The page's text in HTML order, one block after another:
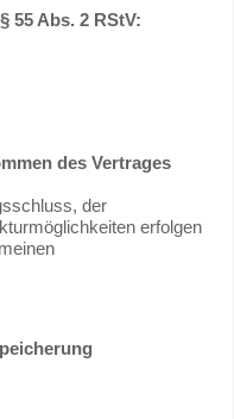
55 Abs. 2 RStV:
des Vertrages
der
erfolgen